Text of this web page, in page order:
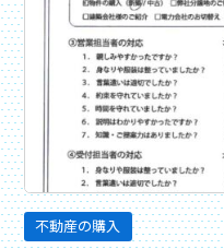
不動産の購入